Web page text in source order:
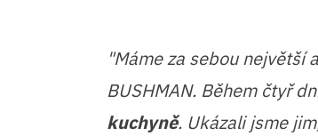
"Máme za sebou největší
BUSHMAN. Během čtyř
kuchyně. Ukázali jsme